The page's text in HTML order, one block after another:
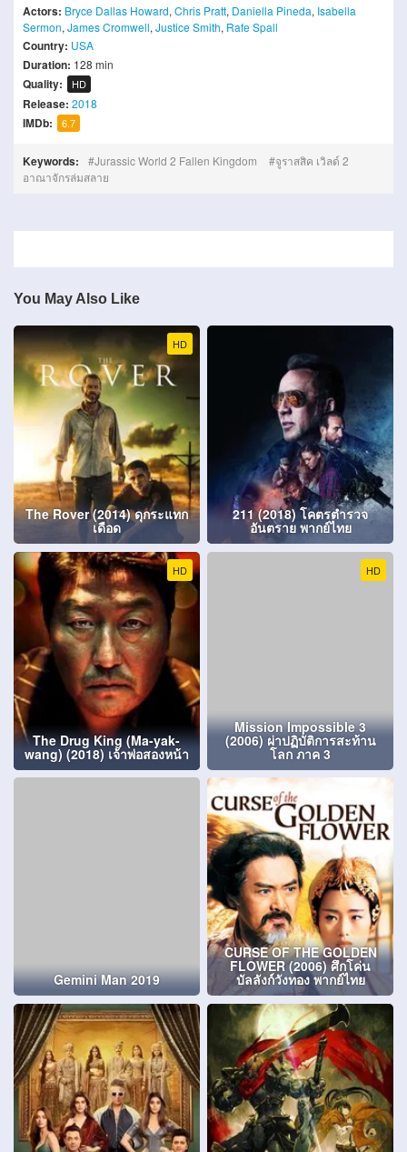
Actors: Bryce Dallas Howard, Chris Pratt, Daniella Pineda, Isabella
Sermon, James Cromwell, Justice Smith, Rafe Spall
Country: USA
Duration: 128 min
Quality: HD
Release: 2018
IMDb: 6.7
Keywords: Jurassic World 2 Fallen Kingdom
จูราสสิค เวิลด์ 2
อาณาจักรล่มสลาย
You May Also Like
HD
The Rover (2014) ดุกระแทก
เดือด
211 (2018) โคตรตำรวจ
อันตราย พากย์ไทย
HD
The Drug King (Ma-yak-
wang) (2018) เจ้าพ่อสองหน้า
HD
Mission Impossible 3
(2006) ผ่าปฏิบัติการสะท้าน
โลก ภาค 3
Gemini Man 2019
CURSE OF THE GOLDEN
FLOWER (2006) ศึกโค่น
บัลลังก์วังทอง พากย์ไทย